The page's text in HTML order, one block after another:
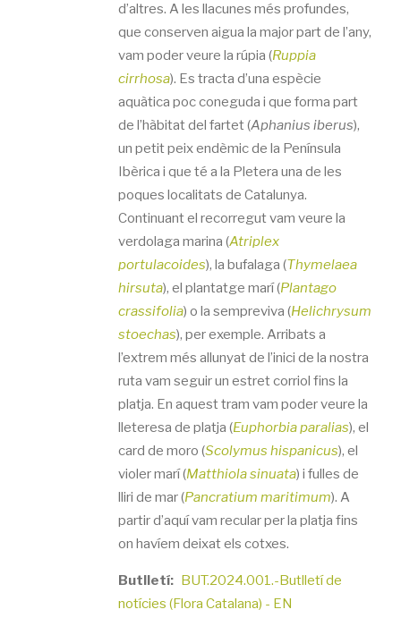
d’altres. A les llacunes més profundes,
que conserven aigua la major part de l’any,
vam poder veure la rúpia (Ruppia
cirrhosa). Es tracta d’una espècie
aquàtica poc coneguda i que forma part
de l’hàbitat del fartet (Aphanius iberus),
un petit peix endèmic de la Península
Ibèrica i que té a la Pletera una de les
poques localitats de Catalunya.
Continuant el recorregut vam veure la
verdolaga marina (Atriplex
portulacoides), la bufalaga (Thymelaea
hirsuta), el plantatge marí (Plantago
crassifolia) o la sempreviva (Helichrysum
stoechas), per exemple. Arribats a
l’extrem més allunyat de l’inici de la nostra
ruta vam seguir un estret corriol fins la
platja. En aquest tram vam poder veure la
lleteresa de platja (Euphorbia paralias), el
card de moro (Scolymus hispanicus), el
violer marí (Matthiola sinuata) i fulles de
lliri de mar (Pancratium maritimum). A
partir d’aquí vam recular per la platja fins
on havíem deixat els cotxes.
Butlletí
BUT.2024.001.-Butlletí de
notícies (Flora Catalana) - EN